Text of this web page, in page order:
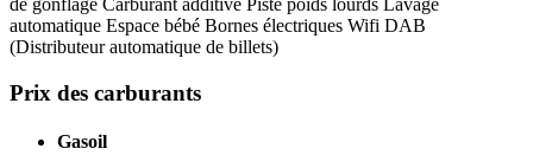
de gonflage Carburant additivé Piste poids lourds
Lavage
automatique Espace bébé Bornes électriques Wifi DAB
(Distributeur automatique de billets)
Prix des carburants
Gasoil